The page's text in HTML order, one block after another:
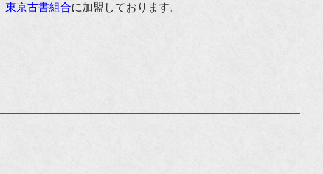
東京古書組合に加盟しております。